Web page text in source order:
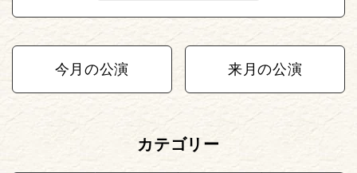
今月の公演 来月の公演
カテゴリー